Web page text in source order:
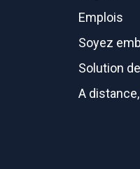
Emplois
Soyez
Solution
A